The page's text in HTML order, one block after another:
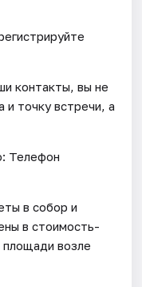
контакты, вы не
и точку встречи, а
Телефон
в собор и
в стоимость-
площади возле